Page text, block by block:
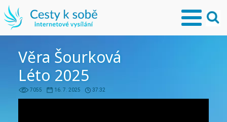
Věra Šourková
Léto 2025
7055 16. 7. 2025 37:32